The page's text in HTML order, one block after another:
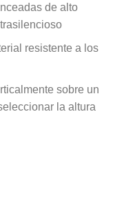
de alto
resistente a los
sobre un
la altura